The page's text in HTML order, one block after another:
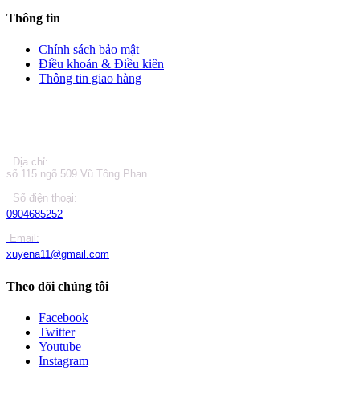
Thông tin
Chính sách bảo mật
Điều khoản & Điều kiên
Thông tin giao hàng
Địa chỉ:
số 115 ngõ 509 Vũ Tông Phan
Số điện thoại:
0904685252
Email:
xuyena11@gmail.com
Theo dõi chúng tôi
Facebook
Twitter
Youtube
Instagram